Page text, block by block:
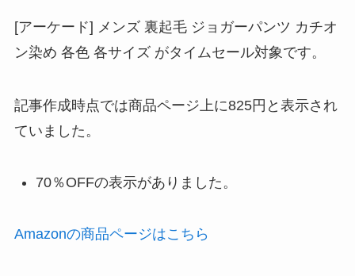
[アーケード] メンズ 裏起毛 ジョガーパンツ カチオ
ン染め 各色 各サイズ がタイムセール対象です。
記事作成時点では商品ページ上に825円と表示され
ていました。
70％OFFの表示がありました。
Amazonの商品ページはこちら